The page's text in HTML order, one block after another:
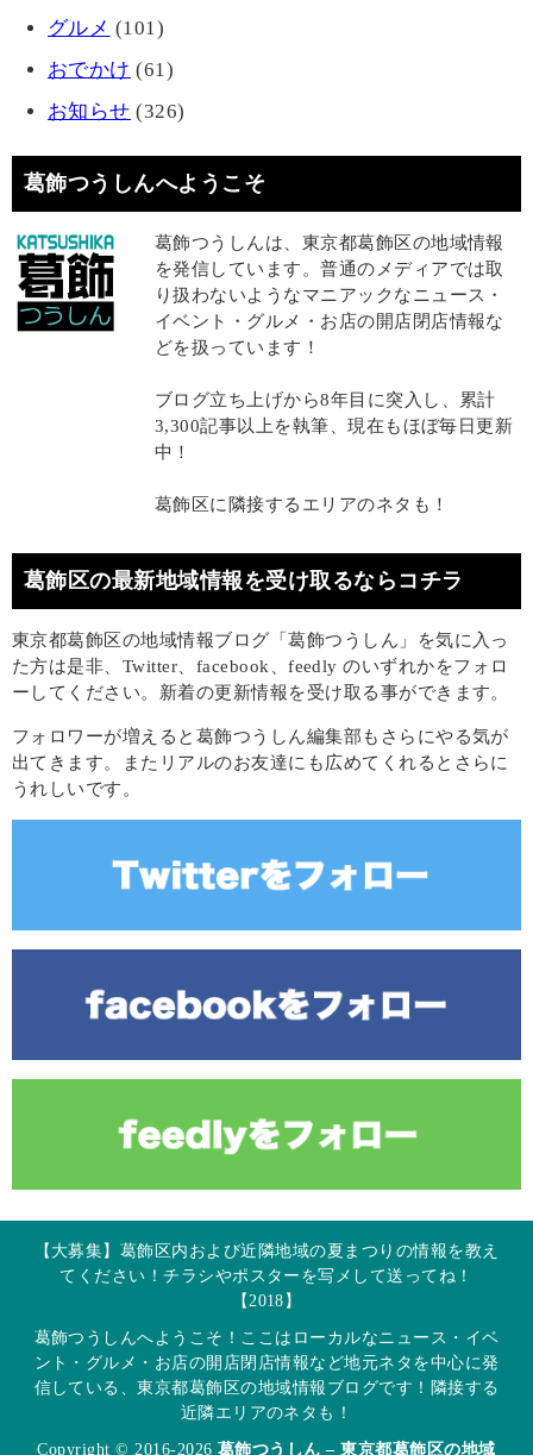
グルメ (101)
おでかけ (61)
お知らせ (326)
葛飾つうしんへようこそ
葛飾つうしんは、東京都葛飾区の地域情報
を発信しています。普通のメディアでは取
り扱わないようなマニアックなニュース・
イベント・グルメ・お店の開店閉店情報な
どを扱っています！
ブログ立ち上げから8年目に突入し、累計
3,300記事以上を執筆、現在もほぼ毎日更新
中！
葛飾区に隣接するエリアのネタも！
葛飾区の最新地域情報を受け取るならコチラ
東京都葛飾区の地域情報ブログ「葛飾つうしん」を気に入っ
た方は是非、Twitter、facebook、feedly のいずれかをフォロ
ーしてください。新着の更新情報を受け取る事ができます。
フォロワーが増えると葛飾つうしん編集部もさらにやる気が
出てきます。またリアルのお友達にも広めてくれるとさらに
うれしいです。
【大募集】葛飾区内および近隣地域の夏まつりの情報を教え
てください！チラシやポスターを写メして送ってね！
【2018】
葛飾つうしんへようこそ！ここはローカルなニュース・イベ
ント・グルメ・お店の開店閉店情報など地元ネタを中心に発
信している、東京都葛飾区の地域情報ブログです！隣接する
近隣エリアのネタも！
Copyright © 2016-2026 葛飾つうしん – 東京都葛飾区の地域